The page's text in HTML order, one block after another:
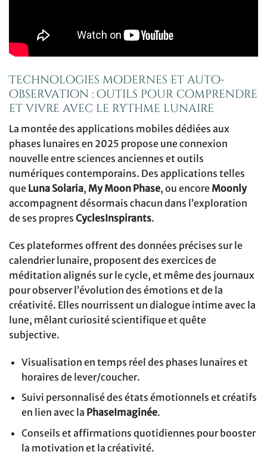
Technologies modernes et auto-
observation : outils pour comprendre
et vivre avec le rythme lunaire
La montée des applications mobiles dédiées aux
phases lunaires en 2025 propose une connexion
nouvelle entre sciences anciennes et outils
numériques contemporains. Des applications telles
que Luna Solaria, My Moon Phase, ou encore Moonly
accompagnent désormais chacun dans l’exploration
de ses propres CyclesInspirants.
Ces plateformes offrent des données précises sur le
calendrier lunaire, proposent des exercices de
méditation alignés sur le cycle, et même des journaux
pour observer l’évolution des émotions et de la
créativité. Elles nourrissent un dialogue intime avec la
lune, mêlant curiosité scientifique et quête
subjective.
Visualisation en temps réel des phases lunaires et
horaires de lever/coucher.
Suivi personnalisé des états émotionnels et créatifs
en lien avec la PhaseImaginée.
Conseils et affirmations quotidiennes pour booster
la motivation et la créativité.